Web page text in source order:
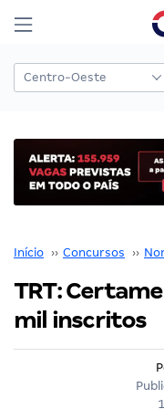
Início ›› Concursos ››
TRT:
mil inscritos